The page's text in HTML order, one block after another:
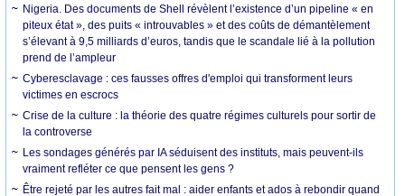
Nigeria. Des documents de Shell révèlent l’existence d’un pipeline « en
piteux état », des puits « introuvables » et des coûts de démantèlement
s’élevant à 9,5 milliards d’euros, tandis que le scandale lié à la pollution
prend de l’ampleur
Cyberesclavage : ces fausses offres d'emploi qui transforment leurs
victimes en escrocs
Crise de la culture : la théorie des quatre régimes culturels pour sortir de
la controverse
Les sondages générés par IA séduisent des instituts, mais peuvent-ils
vraiment refléter ce que pensent les gens ?
Être rejeté par les autres fait mal : aider enfants et ados à rebondir quand